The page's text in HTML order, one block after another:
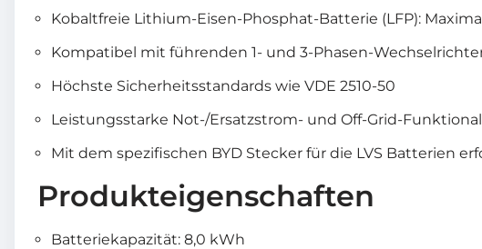
Kobaltfreie Lithium-Eisen-Phosphat-Batterie (LFP):
Kompatibel mit führenden 1- und 3-Phasen-
Höchste Sicherheitsstandards wie VDE 2510-50
Leistungsstarke Not-/Ersatzstrom- und Off-Grid-
Mit dem spezifischen BYD Stecker für die LVS Batterien
Produkteigenschaften
Batteriekapazität: 8,0 kWh